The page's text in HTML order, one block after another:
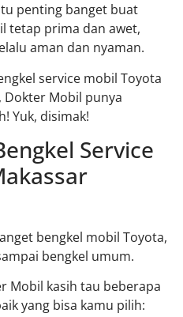
penting banget buat
tetap prima dan awet,
aman dan nyaman.
service mobil Toyota
Dokter Mobil punya
Yuk, disimak!
Service
bengkel mobil Toyota,
bengkel umum.
Mobil kasih tau beberapa
yang bisa kamu pilih: